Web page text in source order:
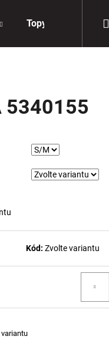
Topy Doplňky
5340155
Kód: Zvolte variantu